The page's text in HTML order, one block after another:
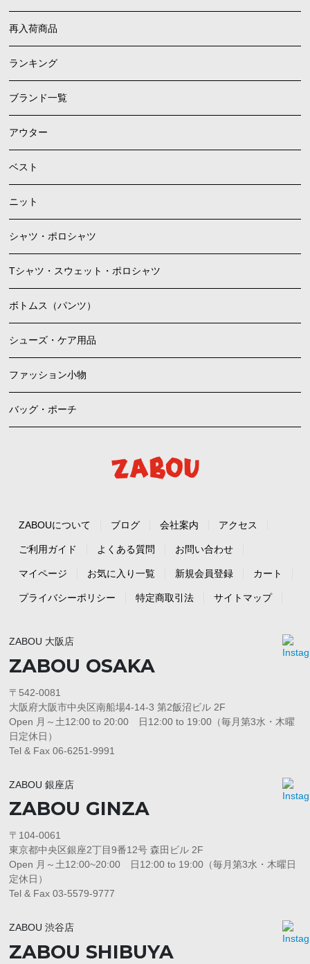
再入荷商品
ランキング
ブランド一覧
アウター
ベスト
ニット
シャツ・ポロシャツ
Tシャツ・スウェット・ポロシャツ
ボトムス（パンツ）
シューズ・ケア用品
ファッション小物
バッグ・ポーチ
ZABOUについて ブログ 会社案内 アクセス
ご利用ガイド よくある質問 お問い合わせ
マイページ お気に入り一覧 新規会員登録 カート
プライバシーポリシー 特定商取引法 サイトマップ
ZABOU 大阪店
ZABOU OSAKA
〒542-0081
大阪府大阪市中央区南船場4-14-3 第2飯沼ビル 2F
Open 月～土12:00 to 20:00 日12:00 to 19:00（毎月第3水・木曜
日定休日）
Tel & Fax 06-6251-9991
ZABOU 銀座店
ZABOU GINZA
〒104-0061
東京都中央区銀座2丁目9番12号 森田ビル 2F
Open 月～土12:00~20:00 日12:00 to 19:00（毎月第3水・木曜日
定休日）
Tel & Fax 03-5579-9777
ZABOU 渋谷店
ZABOU SHIBUYA